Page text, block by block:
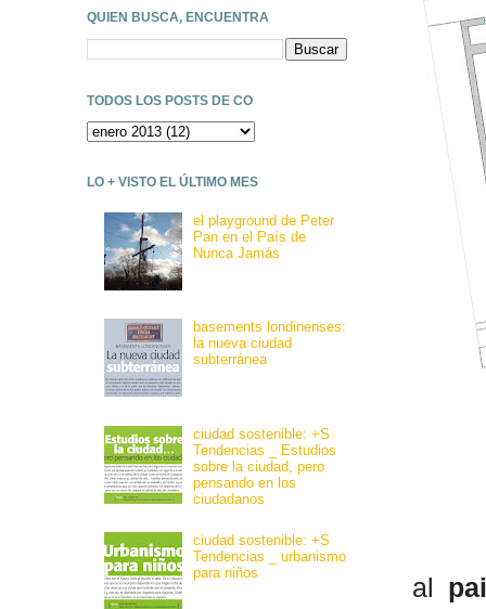
al
QUIEN BUSCA, ENCUENTRA
TODOS LOS POSTS DE CO
LO + VISTO EL ÚLTIMO MES
el playground de Peter
Pan en el País de
Nunca Jamás
basements londinenses:
la nueva ciudad
subterránea
ciudad sostenible: +S
Tendencias _ Estudios
sobre la ciudad, pero
pensando en los
ciudadanos
ciudad sostenible: +S
Tendencias _ urbanismo
para niños